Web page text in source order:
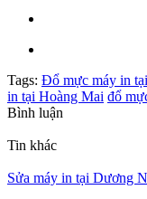
Tags: Đổ mực máy in
in tại Hoàng Mai đổ
Bình luận
Tin khác
Sửa máy in tại Dương